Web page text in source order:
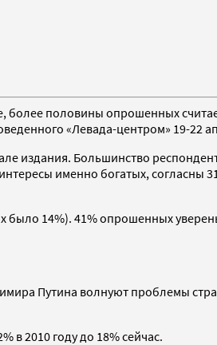
более половины опрошенных
«Левада-центром» 19-22
издания. Большинство
именно богатых, согласны
14%). 41% опрошенных
Путина волнуют проблемы
в 2010 году до 18% сейчас.